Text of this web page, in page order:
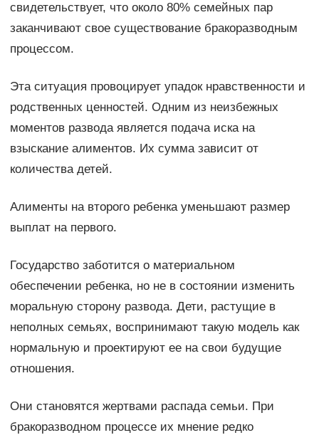
свидетельствует, что около 80% семейных пар
заканчивают свое существование бракоразводным
процессом.
Эта ситуация провоцирует упадок нравственности и
родственных ценностей. Одним из неизбежных
моментов развода является подача иска на
взыскание алиментов. Их сумма зависит от
количества детей.
Алименты на второго ребенка уменьшают размер
выплат на первого.
Государство заботится о материальном
обеспечении ребенка, но не в состоянии изменить
моральную сторону развода. Дети, растущие в
неполных семьях, воспринимают такую модель как
нормальную и проектируют ее на свои будущие
отношения.
Они становятся жертвами распада семьи. При
бракоразводном процессе их мнение редко